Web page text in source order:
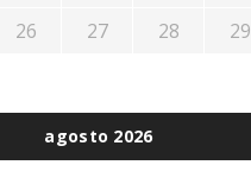
agosto 2026
26 27 28 29